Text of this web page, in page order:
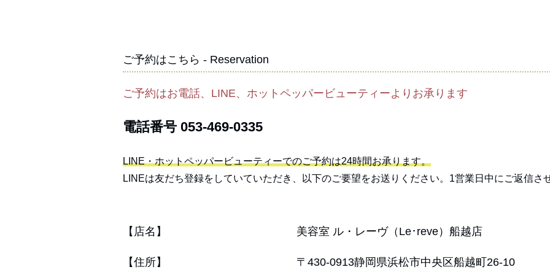
ご予約はこちら - Reservation
ご予約はお電話、LINE、ホットペッパービューティーよりお承ります
電話番号 053-469-0335
LINE・ホットペッパービューティーでのご予約は24時間お承ります。
LINEは友だち登録をしていていただき、以下のご要望をお送りください。1営業日中にご返信さ
【店名】 美容室 ル・レーヴ（Le･reve）船越店
【住所】
〒430-0913静岡県浜松市中央区船越町26-10